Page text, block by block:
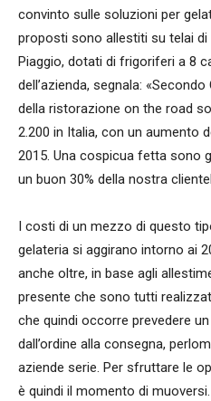
convinto sulle soluzioni per
proposti sono allestiti su telai
Piaggio, dotati di frigoriferi a 8
dell’azienda, segnala:
della ristorazione on the road
2.200 in Italia, con un aumento
2015. Una cospicua fetta sono
un buon 30% della nostra
I costi di un mezzo di questo
gelateria si aggirano intorno ai
anche oltre, in base agli
presente che sono tutti
che quindi occorre prevedere
dall’ordine alla consegna,
aziende serie. Per sfruttare le
è quindi il momento di muoversi.